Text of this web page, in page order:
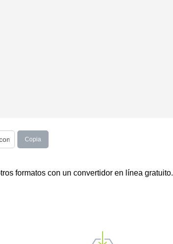
Copia
formatos con un convertidor en línea gratuito.